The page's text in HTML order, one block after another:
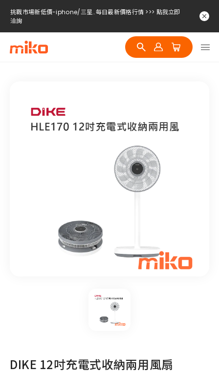
挑戰市場新低價-iphone/三星..每日最新價格行情 >>> 點我立即
洽詢
挑戰市場新低價-iphone/三星..每日最新價格行情 >>> 點我立即
洽詢
挑戰市場新低價-iphone/三星..每日最新價格行情 >>> 點我立即
DIKE 12吋充電式收納兩用風扇